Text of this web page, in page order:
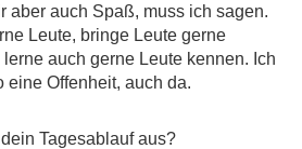
aber auch Spaß, muss ich sagen.
Leute, bringe Leute gerne
auch gerne Leute kennen. Ich
eine Offenheit, auch da.
Tagesablauf aus?